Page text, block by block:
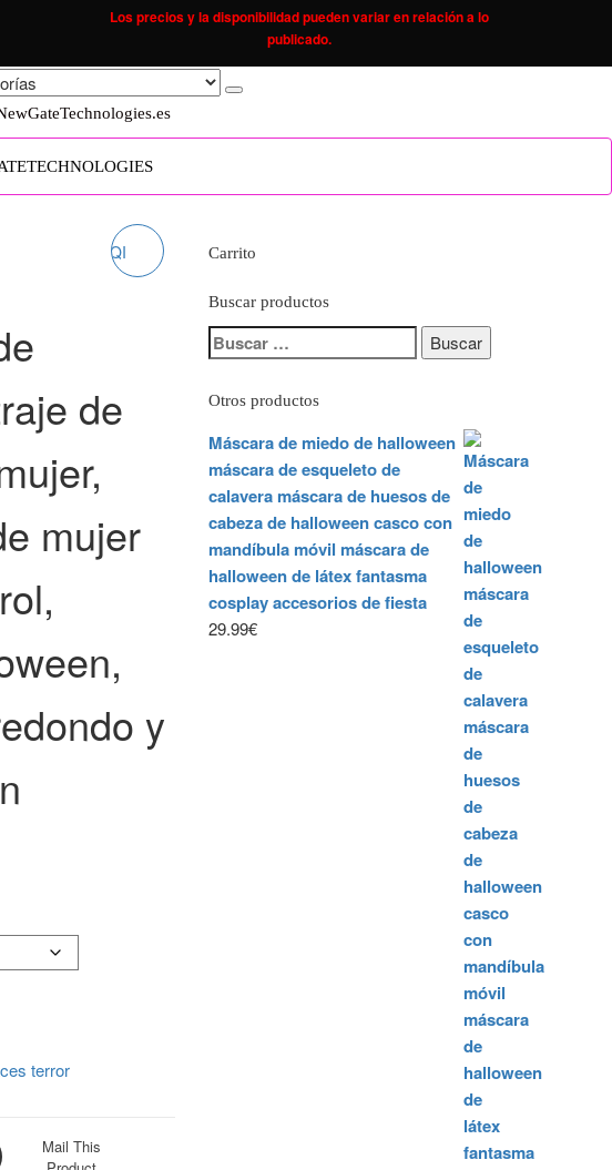
Los precios y la disponibilidad pueden variar en relación a lo
publicado.
VESTIDO
NEGRO,
FINO,
FALDA PARA
CARNAVAL,
de
mujer
y
terror
Mail This
Carrito
Buscar productos
Buscar:
Otros productos
Máscara de miedo de halloween
máscara de esqueleto de
calavera máscara de huesos de
cabeza de halloween casco con
mandíbula móvil máscara de
halloween de látex fantasma
cosplay accesorios de fiesta
29.99€